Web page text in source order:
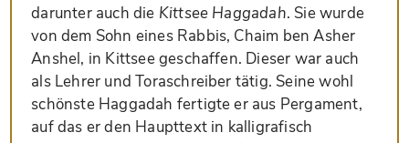
darunter auch die Kittsee Haggadah. Sie wurde
von dem Sohn eines Rabbis, Chaim ben Asher
Anshel, in Kittsee geschaffen. Dieser war auch
als Lehrer und Toraschreiber tätig. Seine wohl
schönste Haggadah fertigte er aus Pergament,
auf das er den Haupttext in kalligrafisch